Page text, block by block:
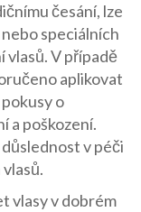
česání, lze
speciálních
vlasů. V případě
aplikovat
o
a poškození.
v péči
vlasy v dobrém